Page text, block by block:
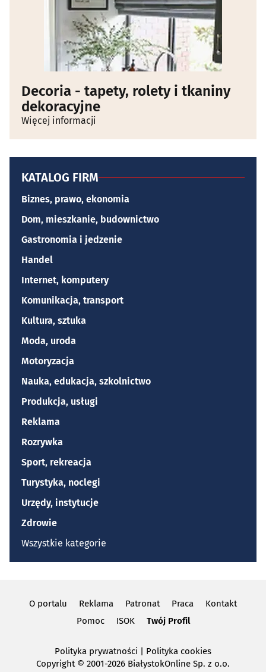
Decoria - tapety, rolety i tkaniny
dekoracyjne
Więcej informacji
KATALOG FIRM
Biznes, prawo, ekonomia
Dom, mieszkanie, budownictwo
Gastronomia i jedzenie
Handel
Internet, komputery
Komunikacja, transport
Kultura, sztuka
Moda, uroda
Motoryzacja
Nauka, edukacja, szkolnictwo
Produkcja, usługi
Reklama
Rozrywka
Sport, rekreacja
Turystyka, noclegi
Urzędy, instytucje
Zdrowie
Wszystkie kategorie
O portalu Reklama Patronat Praca
Kontakt
Pomoc
ISOK Twój Profil
Polityka prywatności
Polityka cookies
Copyright© 2001-2026 BiałystokOnline Sp. z o.o.